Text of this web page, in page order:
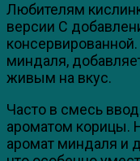
Любителям
версии С
миндаля,
живым на вкус.
Часто в смесь
ароматом корицы.
аромат миндаля и